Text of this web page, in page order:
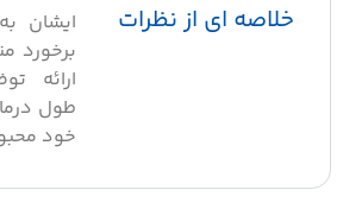
خلاصه ای از نظرات
ایشان به
برخورد
ارائه
طول
خود